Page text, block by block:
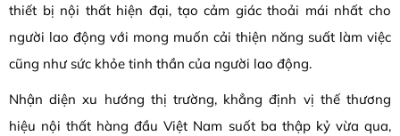
thiết bị nội thất hiện đại, tạo cảm giác thoải mái nhất cho
người lao động với mong muốn cải thiện năng suất làm việc
cũng như sức khỏe tinh thần của người lao động.
Nhận diện xu hướng thị trường, khẳng định vị thế thương
hiệu nội thất hàng đầu Việt Nam suốt ba thập kỷ vừa qua,